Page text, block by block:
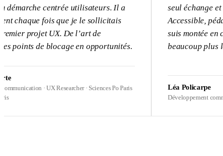
centrée utilisateurs. Il a
fois que je le sollicitais
UX. De l’art de
de blocage en opportunités.
· UX Researcher · Sciences Po Paris
seul échange et l’UX
Accessible,
suis montée en
beaucoup plus loin sur
Léa Policarpe
Développement commercial ·